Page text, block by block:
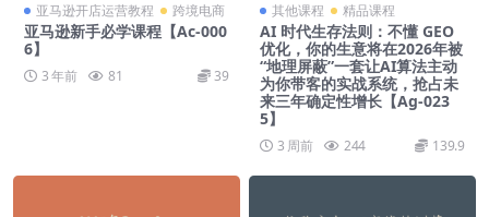
亚马逊开店运营教程 跨境电商
亚马逊新手必学课程【Ac-000
6】
3 年前 81 39
其他课程 精品课程
AI 时代生存法则：不懂 GEO
优化，你的生意将在2026年被
“地理屏蔽”一套让AI算法主动
为你带客的实战系统，抢占未
来三年确定性增长【Ag-023
5】
3 周前 244 139.9